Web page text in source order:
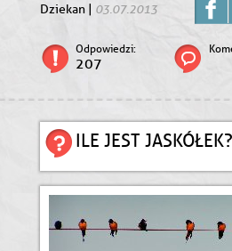
Dziekan | 03.07.2013
Odpowiedzi:
207
ILE JEST JASKÓŁEK?